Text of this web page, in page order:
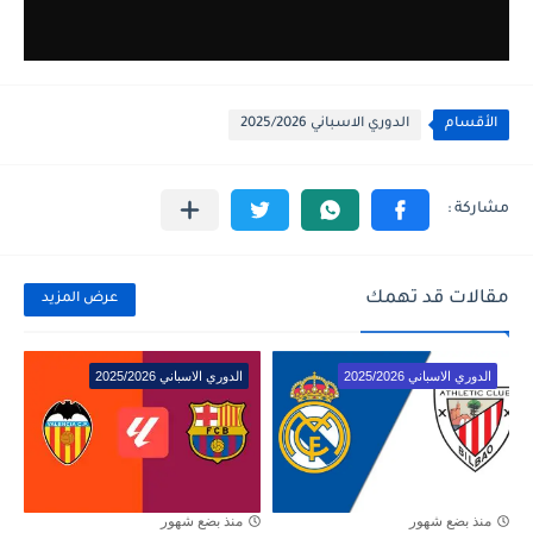
الأقسام الدوري الاسباني 2025/2026
مقالات قد تهمك عرض المزيد
الدوري الاسباني 2025/2026
منذ بضع شهور
الدوري الاسباني 2025/2026
منذ بضع شهور